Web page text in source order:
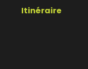
Itinéraire